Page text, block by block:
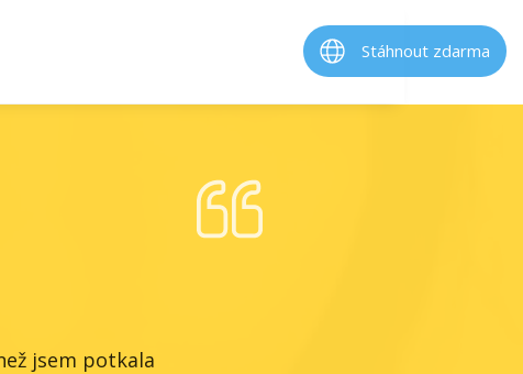
Stáhnout zdarma
jsem potkala